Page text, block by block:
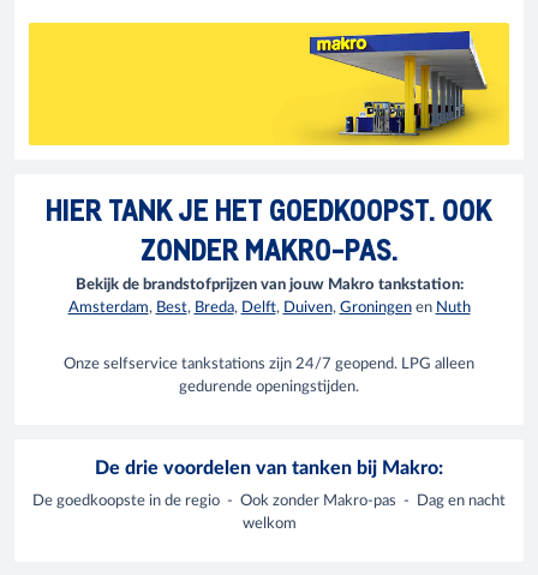
HIER TANK JE HET GOEDKOOPST. OOK
ZONDER MAKRO-PAS.
Bekijk de brandstofprijzen van jouw Makro tankstation:
Amsterdam, Best, Breda, Delft, Duiven, Groningenen Nuth
Onze selfservice tankstations zijn 24/7 geopend. LPG alleen
gedurende openingstijden.
De drie voordelen van tanken bij Makro:
De goedkoopste in de regio - Ook zonder Makro-pas - Dag en nacht
welkom